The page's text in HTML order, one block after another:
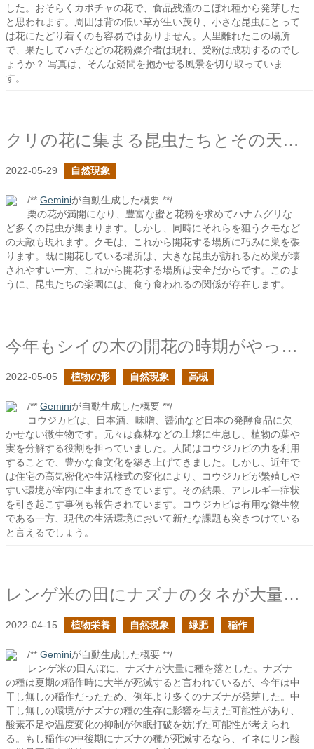
した。おそらくカボチャの花で、食品残渣のこぼれ種から発芽した
と思われます。周囲は背の低い草が生い茂り、小さな昆虫にとって
は花にたどり着くのも容易ではありません。人里離れたこの場所
で、果たしてハチなどの花粉媒介者は現れ、受粉は成功するのでし
ょうか？ 写真は、そんな疑問を抱かせる風景を切り取っていま
す。
クリの花に集まる昆虫たちとその天敵たち
2022-05-29 自然現象
/** Geminiが自動生成した概要 **/
栗の花が満開になり、豊富な蜜と花粉を求めてハナムグリな
ど多くの昆虫が集まります。しかし、同時にそれらを狙うクモなど
の天敵も現れます。クモは、これから開花する場所に巧みに巣を張
ります。既に開花している場所は、大きな昆虫が訪れるため巣が壊
されやすい一方、これから開花する場所は安全だからです。このよ
うに、昆虫たちの楽園には、食う食われるの関係が存在します。
今年もシイの木の開花の時期がやってきた
2022-05-05 植物の形 自然現象 高槻
/** Geminiが自動生成した概要 **/
コウジカビは、日本酒、味噌、醤油など日本の発酵食品に欠
かせない微生物です。元々は森林などの土壌に生息し、植物の葉や
実を分解する役割を担っていました。人間はコウジカビの力を利用
することで、豊かな食文化を築き上げてきました。しかし、近年で
は住宅の高気密化や生活様式の変化により、コウジカビが繁殖しや
すい環境が室内に生まれてきています。その結果、アレルギー症状
を引き起こす事例も報告されています。コウジカビは有用な微生物
である一方、現代の生活環境において新たな課題も突きつけている
と言えるでしょう。
レンゲ米の田にナズナのタネが大量に落ちた
2022-04-15 植物栄養 自然現象 緑肥 稲作
/** Geminiが自動生成した概要 **/
レンゲ米の田んぼに、ナズナが大量に種を落とした。ナズナ
の種は夏期の稲作時に大半が死滅すると言われているが、今年は中
干し無しの稲作だったため、例年より多くのナズナが発芽した。中
干し無しの環境がナズナの種の生存に影響を与えた可能性があり、
酸素不足や温度変化の抑制が休眠打破を妨げた可能性が考えられ
る。もし稲作の中後期にナズナの種が死滅するなら、イネにリン酸